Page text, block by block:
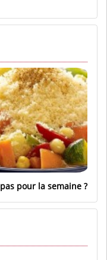
pour la semaine